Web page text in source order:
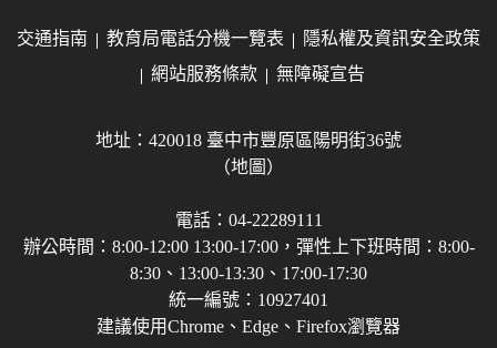
交通指南 教育局電話分機一覽表
隱私權及資訊安全政策
網站服務條款
無障礙宣告
地址：420018 臺中市豐原區陽明街36號
（地圖）
電話：04-22289111
辦公時間：8:00-12:00 13:00-17:00，彈性上下班時間：8:00-
8:30、13:00-13:30、17:00-17:30
統一編號：10927401
建議使用Chrome、Edge、Firefox瀏覽器